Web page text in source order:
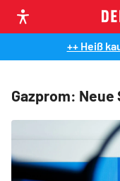
++ Heiß
Gazprom: